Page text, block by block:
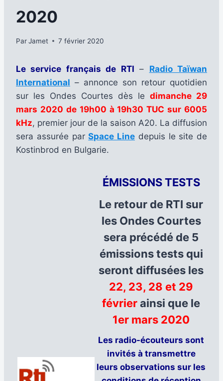
2020
ParJamet 7 février 2020
Le service français de RTI – Radio Taïwan
International – annonce son retour quotidien
sur les Ondes Courtes dès le dimanche 29
mars 2020 de 19h00 à 19h30 TUC sur 6005
kHz, premier jour de la saison A20. La diffusion
sera assurée parSpace Line depuis le site de
Kostinbrod en Bulgarie.
ÉMISSIONS TESTS
Le retour de RTI sur
les Ondes Courtes
sera précédé de 5
émissions tests qui
seront diffusées les
22, 23, 28 et 29
févrierainsi que le
1er mars 2020
Les radio-écouteurs sont
invités à transmettre
leurs observations sur les